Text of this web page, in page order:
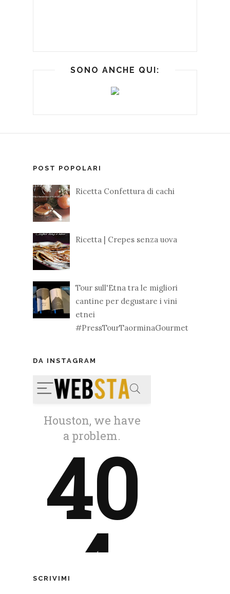
SONO ANCHE QUI:
POST POPOLARI
Ricetta Confettura di cachi
Ricetta | Crepes senza uova
Tour sull'Etna tra le migliori
cantine per degustare i vini
etnei
#PressTourTaorminaGourmet
DA INSTAGRAM
SCRIVIMI